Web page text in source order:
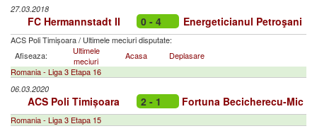
27.03.2018
FC Hermannstadt II 0 - 4 Energeticianul Petroşani
ACS Poli Timișoara/ Ultimele meciuri disputate:
Afiseaza:
Ultimele
meciuri
Acasa
Deplasare
Romania - Liga 3 Etapa 16
06.03.2020
ACS Poli Timișoara 2 - 1 Fortuna Becicherecu-Mic
Romania - Liga 3 Etapa 15